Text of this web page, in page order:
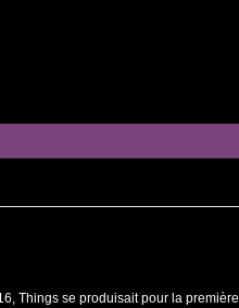
Things se produisait pour la